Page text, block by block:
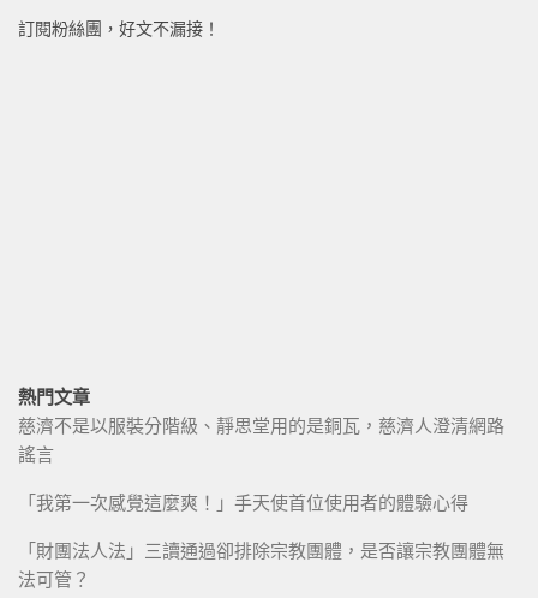
訂閱粉絲團，好文不漏接！
熱門文章
慈濟不是以服裝分階級、靜思堂用的是銅瓦，慈濟人澄清網路
謠言
「我第一次感覺這麼爽！」手天使首位使用者的體驗心得
「財團法人法」三讀通過卻排除宗教團體，是否讓宗教團體無
法可管？